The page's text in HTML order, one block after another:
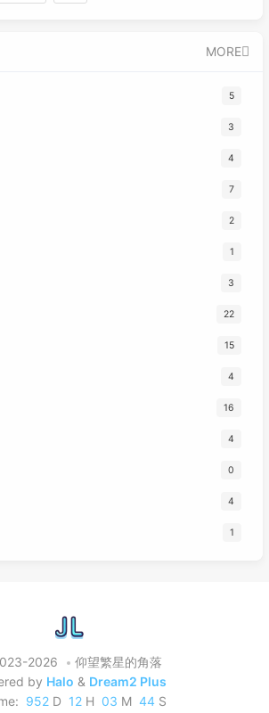
MORE
5
3
4
7
2
1
3
22
15
4
16
4
0
4
1
2026
仰望繁星的角落
by Halo & Dream2 Plus
952 D 12 H 03 M 45 S